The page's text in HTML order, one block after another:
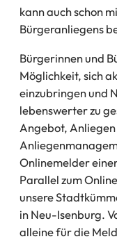
kann auch schon
Bürgeranliegens
Bürgerinnen und
Möglichkeit, sich
einzubringen und
lebenswerter zu
Angebot, Anliegen
Onlinemelder
Parallel zum
unsere
in Neu-Isenburg.
alleine für die